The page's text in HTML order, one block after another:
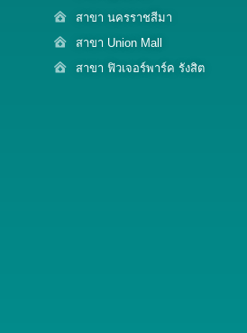
สาขา นครราชสีมา
สาขา Union Mall
สาขา ฟิวเจอร์พาร์ค รังสิต